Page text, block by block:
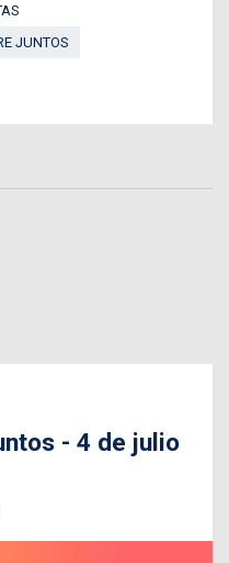
JUNTOS
- 4 de julio